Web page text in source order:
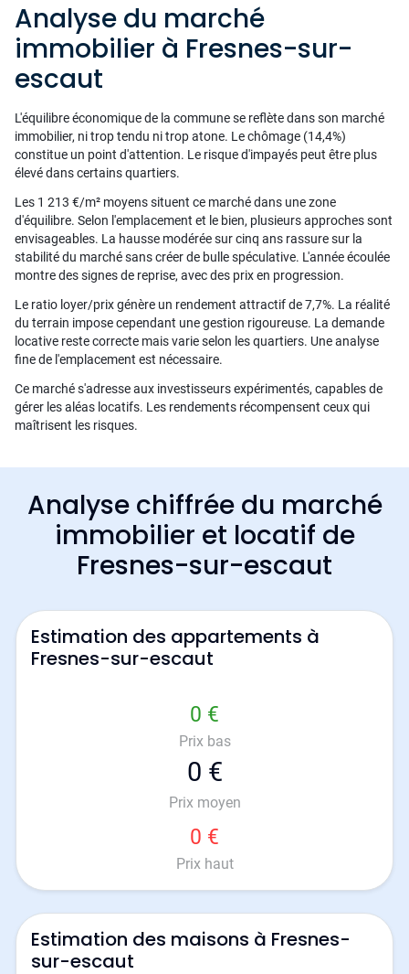
Analyse du marché
immobilier à Fresnes-sur-
escaut
L'équilibre économique de la commune se reflète dans son marché
immobilier, ni trop tendu ni trop atone. Le chômage (14,4%)
constitue un point d'attention. Le risque d'impayés peut être plus
élevé dans certains quartiers.
Les 1 213 €/m² moyens situent ce marché dans une zone
d'équilibre. Selon l'emplacement et le bien, plusieurs approches sont
envisageables. La hausse modérée sur cinq ans rassure sur la
stabilité du marché sans créer de bulle spéculative. L'année écoulée
montre des signes de reprise, avec des prix en progression.
Le ratio loyer/prix génère un rendement attractif de 7,7%. La réalité
du terrain impose cependant une gestion rigoureuse. La demande
locative reste correcte mais varie selon les quartiers. Une analyse
fine de l'emplacement est nécessaire.
Ce marché s'adresse aux investisseurs expérimentés, capables de
gérer les aléas locatifs. Les rendements récompensent ceux qui
maîtrisent les risques.
Analyse chiffrée du marché
immobilier et locatif de
Fresnes-sur-escaut
Estimation des appartements à
Fresnes-sur-escaut
0 €
Prix bas
0 €
Prix moyen
0 €
Prix haut
Estimation des maisons à Fresnes-
sur-escaut